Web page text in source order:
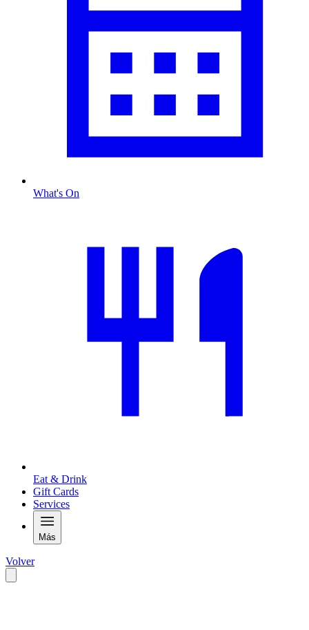
What's On
Eat & Drink
Gift Cards
Services
Más
Volver